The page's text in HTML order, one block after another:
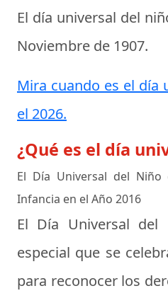
El día universal del
Noviembre de 1907.
Mira cuando es el día
el 2026.
¿Qué es el día
El Día Universal del Niño
Infancia en el Año 2016
El Día Universal
especial que se
para reconocer los